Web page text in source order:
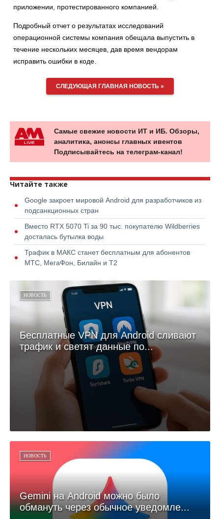
приложении, протестированного компанией.
Подробный отчет о результатах исследований
операционной системы компания обещала выпустить в
течение нескольких месяцев, дав время вендорам
исправить ошибки в коде.
СЛЕДУЮЩАЯ ГЛАВНАЯ НОВОСТЬ »
Самые свежие новости ИТ и ИБ. Обзоры,
аналитика, анонсы главных ивентов
Подписывайтесь на телеграм-канал!
Читайте также
Google закроет мировой Android для разработчиков из
подсанкционных стран
Вместо RTX 5070 Ti за 90 тыс. покупателю Wildberries
досталась бутылка воды
Трафик в МАКС станет бесплатным для абонентов
МТС, МегаФон, Билайн и Т2
НОВОСТЬ
Бесплатные VPN для Android сливают
трафик и светят данные по...
НОВОСТЬ
Gemini на Android можно было
обмануть через обычное уведомле...